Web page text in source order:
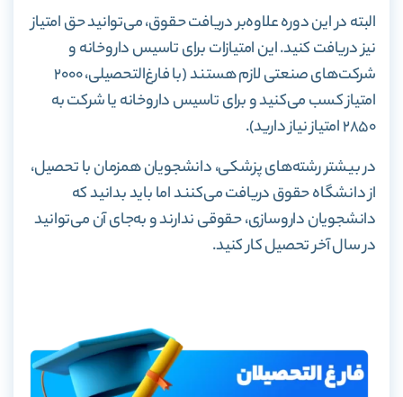
البته در این دوره علاوه‌بر دریافت حقوق، می‌توانید حق امتیاز
نیز دریافت کنید. این امتیازات برای تاسیس داروخانه و
شرکت‌های صنعتی لازم هستند (با فارغ‌التحصیلی، ۲۰۰۰
امتیاز کسب می‌کنید و برای تاسیس داروخانه یا شرکت به
۲۸۵۰ امتیاز نیاز دارید).
در بیشتر رشته‌های پزشکی، دانشجویان همزمان با تحصیل،
از دانشگاه حقوق دریافت می‌کنند اما باید بدانید که
دانشجویان داروسازی، حقوقی ندارند و به‌جای آن می‌توانید
در سال آخر تحصیل کار کنید.